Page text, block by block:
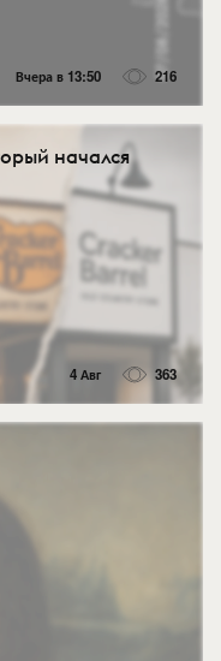
Вчера в 13:50 216
начался
4 Авг 363